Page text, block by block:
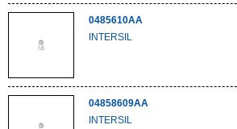
0485610AA
INTERSIL
04858609AA
INTERSIL